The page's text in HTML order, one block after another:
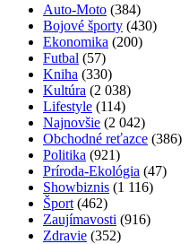
Auto-Moto (384)
Bojové športy (430)
Ekonomika (200)
Futbal (57)
Kniha (330)
Kultúra (2 038)
Lifestyle (114)
Najnovšie (2 042)
Obchodné reťazce (386)
Politika (921)
Príroda-Ekológia (47)
Showbiznis (1 116)
Šport (462)
Zaujímavosti (916)
Zdravie (352)